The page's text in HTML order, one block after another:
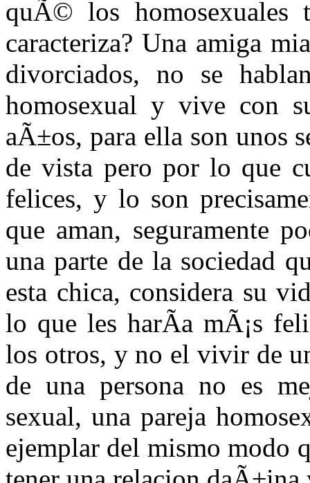
quÃ© los
caracteriza? Una amiga
divorciados, no se
homosexual y vive con
aÃ±os, para ella son unos
de vista pero por lo que
felices, y lo son
que aman, seguramente
una parte de la sociedad
esta chica, considera su
lo que les harÃ­a mÃ¡s
los otros, y no el vivir de
de una persona no es
sexual, una pareja
ejemplar del mismo modo